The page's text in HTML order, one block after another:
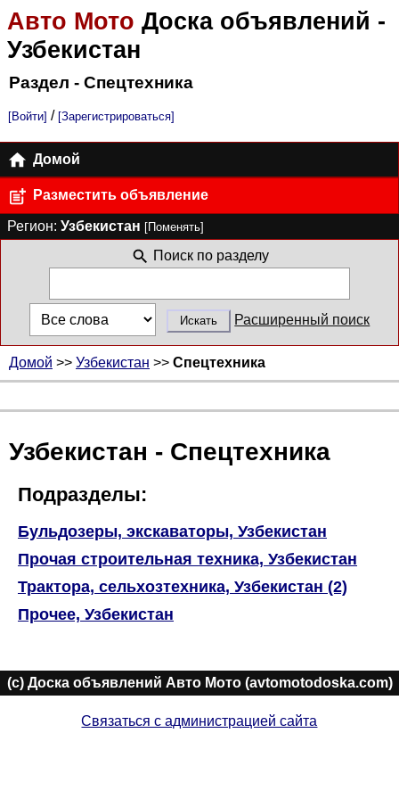
Авто Мото Доска объявлений -
Узбекистан
Раздел - Спецтехника
[Войти] / [Зарегистрироваться]
Домой
Разместить объявление
Регион: Узбекистан [Поменять]
Поиск по разделу
Расширенный поиск
Домой >> Узбекистан >> Спецтехника
Узбекистан - Спецтехника
Подразделы:
Бульдозеры, экскаваторы, Узбекистан
Прочая строительная техника, Узбекистан
Трактора, сельхозтехника, Узбекистан (2)
Прочее, Узбекистан
(c) Доска объявлений Авто Мото (avtomotodoska.com)
Связаться с администрацией сайта